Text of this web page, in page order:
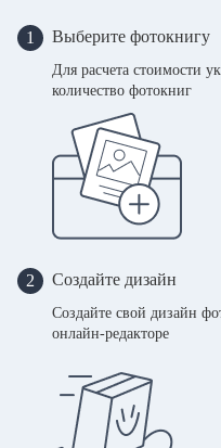
1 Выберите фотокнигу
Для расчета стоимости
количество фотокниг
2 Создайте дизайн
Создайте свой дизайн
онлайн-редакторе